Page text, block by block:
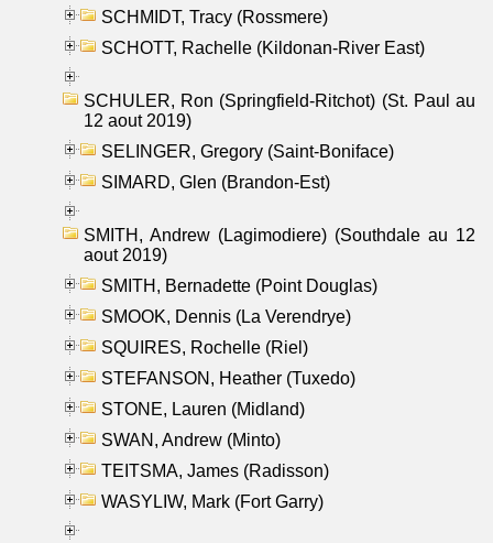
SCHMIDT, Tracy (Rossmere)
SCHOTT, Rachelle (Kildonan-River East)
SCHULER, Ron (Springfield-Ritchot) (St. Paul au
12 aout 2019)
SELINGER, Gregory (Saint-Boniface)
SIMARD, Glen (Brandon-Est)
SMITH, Andrew (Lagimodiere) (Southdale au 12
aout 2019)
SMITH, Bernadette (Point Douglas)
SMOOK, Dennis (La Verendrye)
SQUIRES, Rochelle (Riel)
STEFANSON, Heather (Tuxedo)
STONE, Lauren (Midland)
SWAN, Andrew (Minto)
TEITSMA, James (Radisson)
WASYLIW, Mark (Fort Garry)